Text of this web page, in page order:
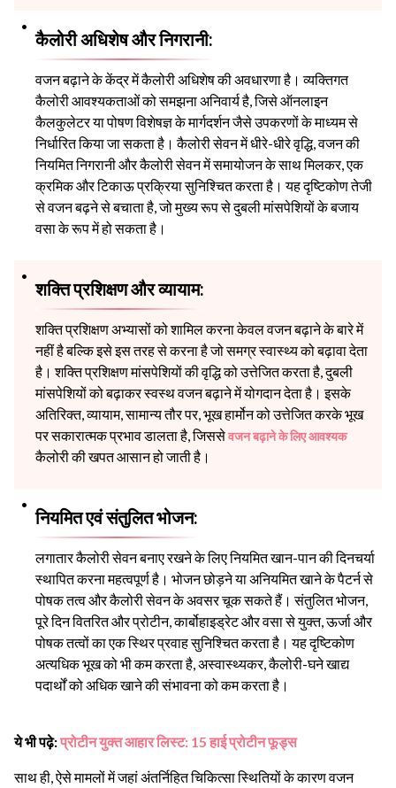
कैलोरी अधिशेष और निगरानी:
वजन बढ़ाने के केंद्र में कैलोरी अधिशेष की अवधारणा है। व्यक्तिगत
कैलोरी आवश्यकताओं को समझना अनिवार्य है, जिसे ऑनलाइन
कैलकुलेटर या पोषण विशेषज्ञ के मार्गदर्शन जैसे उपकरणों के माध्यम से
निर्धारित किया जा सकता है। कैलोरी सेवन में धीरे-धीरे वृद्धि, वजन की
नियमित निगरानी और कैलोरी सेवन में समायोजन के साथ मिलकर, एक
क्रमिक और टिकाऊ प्रक्रिया सुनिश्चित करता है। यह दृष्टिकोण तेजी
से वजन बढ़ने से बचाता है, जो मुख्य रूप से दुबली मांसपेशियों के बजाय
वसा के रूप में हो सकता है।
शक्ति प्रशिक्षण और व्यायाम:
शक्ति प्रशिक्षण अभ्यासों को शामिल करना केवल वजन बढ़ाने के बारे में
नहीं है बल्कि इसे इस तरह से करना है जो समग्र स्वास्थ्य को बढ़ावा देता
है। शक्ति प्रशिक्षण मांसपेशियों की वृद्धि को उत्तेजित करता है, दुबली
मांसपेशियों को बढ़ाकर स्वस्थ वजन बढ़ाने में योगदान देता है। इसके
अतिरिक्त, व्यायाम, सामान्य तौर पर, भूख हार्मोन को उत्तेजित करके भूख
पर सकारात्मक प्रभाव डालता है, जिससेवजन बढ़ाने के लिए आवश्यक
कैलोरी की खपत आसान हो जाती है।
नियमित एवं संतुलित भोजन:
लगातार कैलोरी सेवन बनाए रखने के लिए नियमित खान-पान की दिनचर्या
स्थापित करना महत्वपूर्ण है। भोजन छोड़ने या अनियमित खाने के पैटर्न से
पोषक तत्व और कैलोरी सेवन के अवसर चूक सकते हैं। संतुलित भोजन,
पूरे दिन वितरित और प्रोटीन, कार्बोहाइड्रेट और वसा से युक्त, ऊर्जा और
पोषक तत्वों का एक स्थिर प्रवाह सुनिश्चित करता है। यह दृष्टिकोण
अत्यधिक भूख को भी कम करता है, अस्वास्थ्यकर, कैलोरी-घने ​​​​खाद्य
पदार्थों को अधिक खाने की संभावना को कम करता है।
ये भी पढ़े:प्रोटीन युक्त आहार लिस्ट: 15 हाई प्रोटीन फूड्स
साथ ही, ऐसे मामलों में जहां अंतर्निहित चिकित्सा स्थितियों के कारण वजन